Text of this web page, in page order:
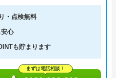
・点検無料
心
も貯まります
まずは電話相談！